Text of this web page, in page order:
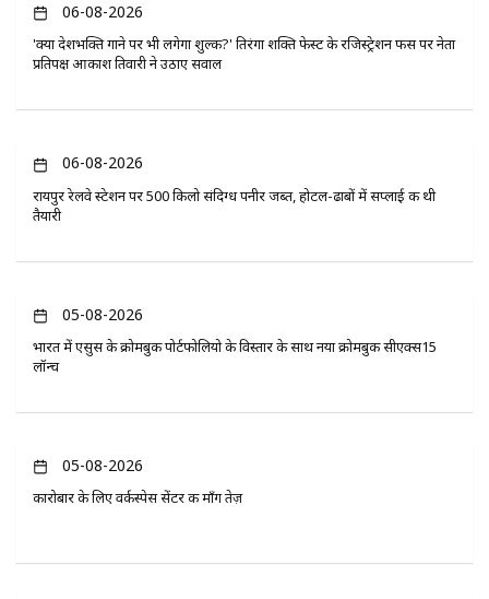
06-08-2026
'क्या देशभक्ति गाने पर भी लगेगा शुल्क?' तिरंगा शक्ति फेस्ट के रजिस्ट्रेशन फीस पर नेता
प्रतिपक्ष आकाश तिवारी ने उठाए सवाल
06-08-2026
रायपुर रेलवे स्टेशन पर 500 किलो संदिग्ध पनीर जब्त, होटल-ढाबों में सप्लाई की थी
तैयारी
05-08-2026
भारत में एसुस के क्रोमबुक पोर्टफोलियो के विस्तार के साथ नया क्रोमबुक सीएक्स15
लॉन्च
05-08-2026
कारोबार के लिए वर्कस्पेस सेंटर की माँग तेज़